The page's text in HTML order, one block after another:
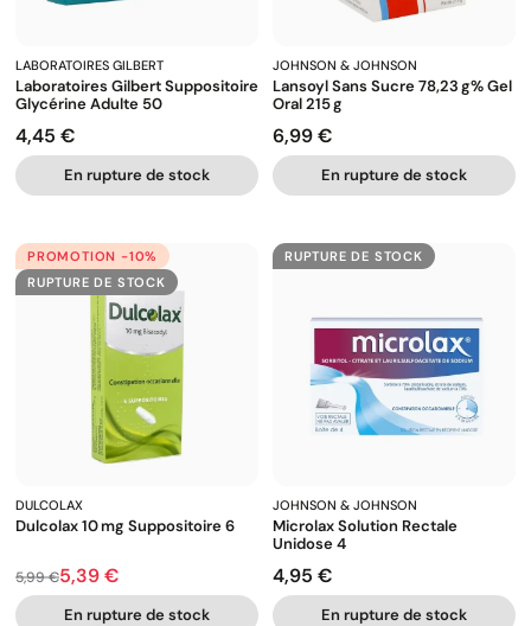
LABORATOIRES GILBERT
Laboratoires Gilbert Suppositoire
Glycérine Adulte 50
Prix
4,45 €
En rupture de stock
JOHNSON & JOHNSON
Lansoyl Sans Sucre 78,23 G% Gel
Oral 215 G
Prix
6,99 €
En rupture de stock
PROMOTION -10%
RUPTURE DE STOCK
DULCOLAX
Dulcolax 10 Mg Suppositoire 6
Prix de base
5,99 €
Prix 5,39 €
En rupture de stock
RUPTURE DE STOCK
JOHNSON & JOHNSON
Microlax Solution Rectale
Unidose 4
Prix
4,95 €
En rupture de stock